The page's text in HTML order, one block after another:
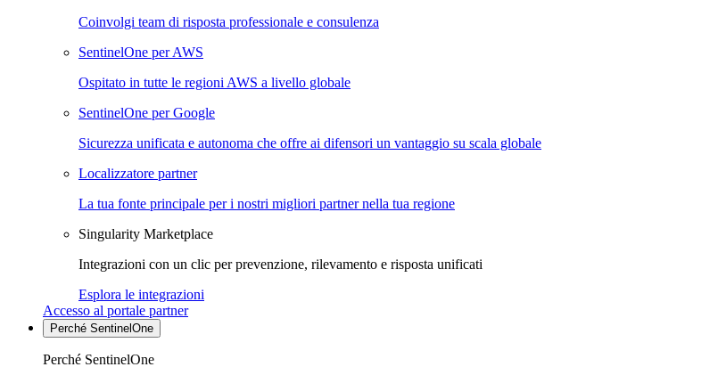
Coinvolgi team di risposta professionale e consulenza
SentinelOne per AWS
Ospitato in tutte le regioni AWS a livello globale
SentinelOne per Google
Sicurezza unificata e autonoma che offre ai difensori un vantaggio su scala globale
Localizzatore partner
La tua fonte principale per i nostri migliori partner nella tua regione
Singularity Marketplace
Integrazioni con un clic per prevenzione, rilevamento e risposta unificati
Esplora le integrazioni
Accesso al portale partner
Perché SentinelOne
Perché SentinelOne